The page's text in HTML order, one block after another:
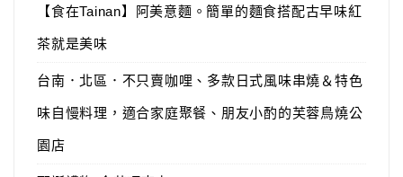
【食在Tainan】阿美意麵。簡單的麵食搭配古早味紅
茶就是美味
台南．北區．不只賣咖哩、多款日式風味串燒＆特色
味自慢料理，適合家庭聚餐、朋友小酌的芙蓉鳥燒公
園店